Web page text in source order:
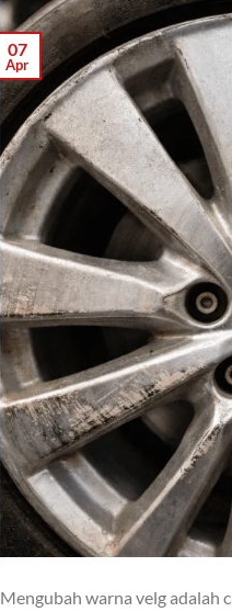
07
Apr
Mengubah warna velg adalah